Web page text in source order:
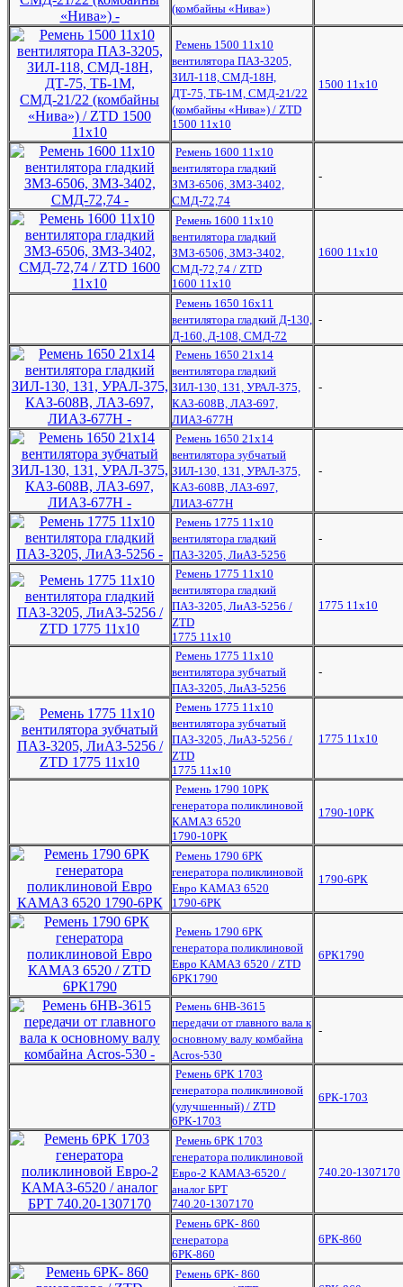
(комбайны «Нива»)
Ремень 1500 11х10
вентилятора ПАЗ-3205,
ЗИЛ-118, СМД-18Н,
ДТ-75, ТБ-1М, СМД-21/22
(комбайны «Нива») / ZTD
1500 11х10
1500 11х10
Ремень 1600 11х10
вентилятора гладкий
ЗМЗ-6506, ЗМЗ-3402,
СМД-72,74
-
Ремень 1600 11х10
вентилятора гладкий
ЗМЗ-6506, ЗМЗ-3402,
СМД-72,74 / ZTD
1600 11х10
1600 11х10
Ремень 1650 16x11
вентилятора гладкий Д-130,
Д-160, Д-108, СМД-72
-
Ремень 1650 21x14
вентилятора гладкий
ЗИЛ-130, 131, УРАЛ-375,
КАЗ-608В, ЛАЗ-697,
ЛИАЗ-677Н
-
Ремень 1650 21x14
вентилятора зубчатый
ЗИЛ-130, 131, УРАЛ-375,
КАЗ-608В, ЛАЗ-697,
ЛИАЗ-677Н
-
Ремень 1775 11х10
вентилятора гладкий
ПАЗ-3205, ЛиАЗ-5256
-
Ремень 1775 11х10
вентилятора гладкий
ПАЗ-3205, ЛиАЗ-5256 /
ZTD
1775 11х10
1775 11х10
Ремень 1775 11х10
вентилятора зубчатый
ПАЗ-3205, ЛиАЗ-5256
-
Ремень 1775 11х10
вентилятора зубчатый
ПАЗ-3205, ЛиАЗ-5256 /
ZTD
1775 11х10
1775 11х10
Ремень 1790 10РК
генератора поликлиновой
КАМАЗ 6520
1790-10РК
1790-10РК
Ремень 1790 6РК
генератора поликлиновой
Евро КАМАЗ 6520
1790-6РК
1790-6РК
Ремень 1790 6РК
генератора поликлиновой
Евро КАМАЗ 6520 / ZTD
6РК1790
6РК1790
Ремень 6НВ-3615
передачи от главного вала к
основному валу комбайна
Acros-530
-
Ремень 6РК 1703
генератора поликлиновой
(улучшенный) / ZTD
6РК-1703
6РК-1703
Ремень 6РК 1703
генератора поликлиновой
Евро-2 КАМАЗ-6520 /
аналог БРТ
740.20-1307170
740.20-1307170
Ремень 6РК- 860
генератора
6РК-860
6РК-860
Ремень 6РК- 860